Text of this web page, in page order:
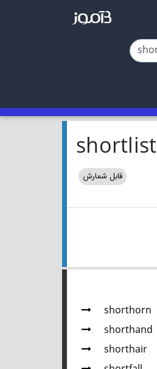
shortlist
قابل شمارش
shorthorn
shorthand
shorthair